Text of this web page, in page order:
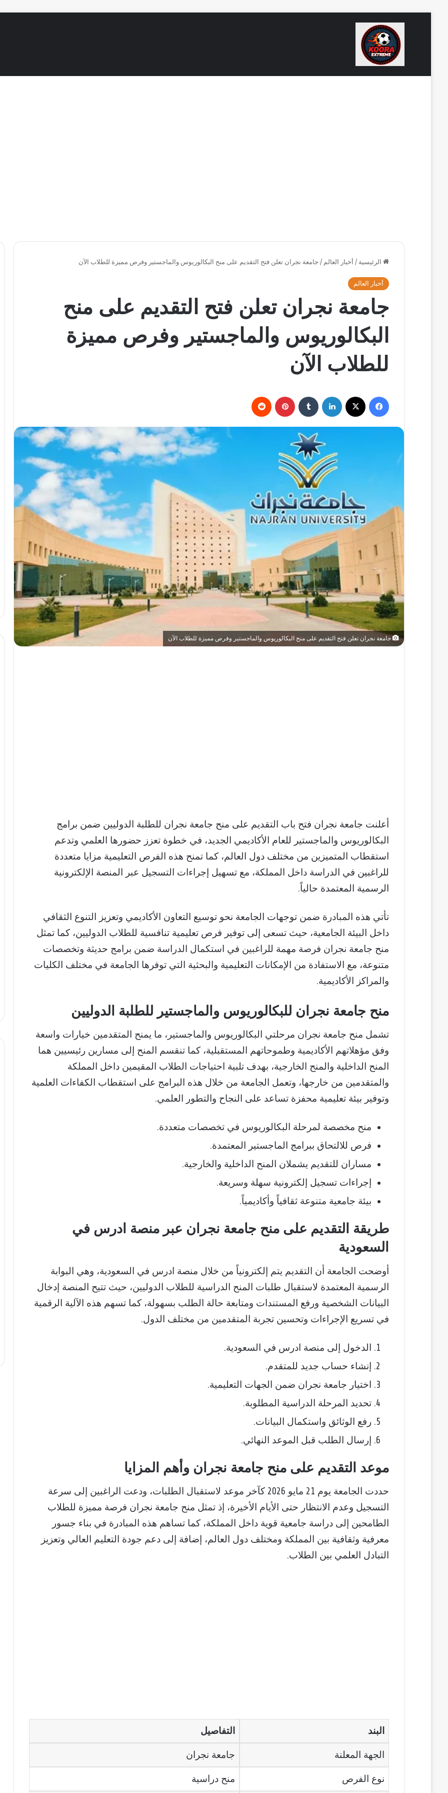
الرئيسية / أخبار العالم / جامعة نجران تعلن فتح التقديم على منح البكالوريوس والماجستير وفرص مميزة للطلاب الآن
أخبار العالم
جامعة نجران تعلن فتح التقديم على منح
البكالوريوس والماجستير وفرص مميزة
للطلاب الآن
فيسبوك لينكدإن بينتيريست
جامعة نجران تعلن فتح التقديم على منح البكالوريوس والماجستير وفرص مميزة للطلاب الآن
أعلنت جامعة نجران فتح باب التقديم على منح جامعة نجران للطلبة الدوليين ضمن برامج
البكالوريوس والماجستير للعام الأكاديمي الجديد، في خطوة تعزز حضورها العلمي وتدعم
استقطاب المتميزين من مختلف دول العالم، كما تمنح هذه الفرص التعليمية مزايا متعددة
للراغبين في الدراسة داخل المملكة، مع تسهيل إجراءات التسجيل عبر المنصة الإلكترونية
الرسمية المعتمدة حالياً.
تأتي هذه المبادرة ضمن توجهات الجامعة نحو توسيع التعاون الأكاديمي وتعزيز التنوع الثقافي
داخل البيئة الجامعية، حيث تسعى إلى توفير فرص تعليمية تنافسية للطلاب الدوليين، كما تمثل
منح جامعة نجران فرصة مهمة للراغبين في استكمال الدراسة ضمن برامج حديثة وتخصصات
متنوعة، مع الاستفادة من الإمكانات التعليمية والبحثية التي توفرها الجامعة في مختلف الكليات
والمراكز الأكاديمية.
منح جامعة نجران للبكالوريوس والماجستير للطلبة الدوليين
تشمل منح جامعة نجران مرحلتي البكالوريوس والماجستير، ما يمنح المتقدمين خيارات واسعة
وفق مؤهلاتهم الأكاديمية وطموحاتهم المستقبلية، كما تنقسم المنح إلى مسارين رئيسيين هما
المنح الداخلية والمنح الخارجية، بهدف تلبية احتياجات الطلاب المقيمين داخل المملكة
والمتقدمين من خارجها، وتعمل الجامعة من خلال هذه البرامج على استقطاب الكفاءات العلمية
وتوفير بيئة تعليمية محفزة تساعد على النجاح والتطور العلمي.
منح مخصصة لمرحلة البكالوريوس في تخصصات متعددة.
فرص للالتحاق ببرامج الماجستير المعتمدة.
مساران للتقديم يشملان المنح الداخلية والخارجية.
إجراءات تسجيل إلكترونية سهلة وسريعة.
بيئة جامعية متنوعة ثقافياً وأكاديمياً.
طريقة التقديم على منح جامعة نجران عبر منصة ادرس في
السعودية
أوضحت الجامعة أن التقديم يتم إلكترونياً من خلال منصة ادرس في السعودية، وهي البوابة
الرسمية المعتمدة لاستقبال طلبات المنح الدراسية للطلاب الدوليين، حيث تتيح المنصة إدخال
البيانات الشخصية ورفع المستندات ومتابعة حالة الطلب بسهولة، كما تسهم هذه الآلية الرقمية
في تسريع الإجراءات وتحسين تجربة المتقدمين من مختلف الدول.
الدخول إلى منصة ادرس في السعودية.
إنشاء حساب جديد للمتقدم.
اختيار جامعة نجران ضمن الجهات التعليمية.
تحديد المرحلة الدراسية المطلوبة.
رفع الوثائق واستكمال البيانات.
إرسال الطلب قبل الموعد النهائي.
موعد التقديم على منح جامعة نجران وأهم المزايا
حددت الجامعة يوم 21 مايو 2026 كآخر موعد لاستقبال الطلبات، ودعت الراغبين إلى سرعة
التسجيل وعدم الانتظار حتى الأيام الأخيرة، إذ تمثل منح جامعة نجران فرصة مميزة للطلاب
الطامحين إلى دراسة جامعية قوية داخل المملكة، كما تساهم هذه المبادرة في بناء جسور
معرفية وثقافية بين المملكة ومختلف دول العالم، إضافة إلى دعم جودة التعليم العالي وتعزيز
التبادل العلمي بين الطلاب.
البند التفاصيل
الجهة المعلنة جامعة نجران
نوع الفرص منح دراسية